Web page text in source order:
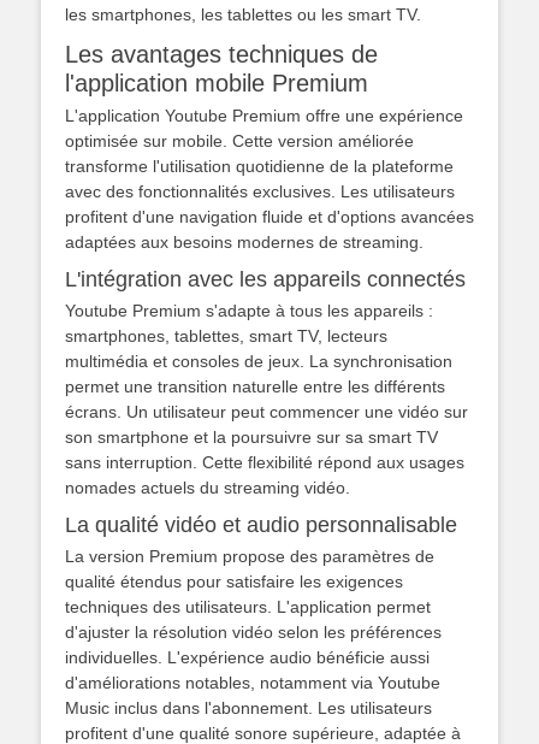
les smartphones, les tablettes ou les smart TV.
Les avantages techniques de
l'application mobile Premium
L'application Youtube Premium offre une expérience
optimisée sur mobile. Cette version améliorée
transforme l'utilisation quotidienne de la plateforme
avec des fonctionnalités exclusives. Les utilisateurs
profitent d'une navigation fluide et d'options avancées
adaptées aux besoins modernes de streaming.
L'intégration avec les appareils connectés
Youtube Premium s'adapte à tous les appareils :
smartphones, tablettes, smart TV, lecteurs
multimédia et consoles de jeux. La synchronisation
permet une transition naturelle entre les différents
écrans. Un utilisateur peut commencer une vidéo sur
son smartphone et la poursuivre sur sa smart TV
sans interruption. Cette flexibilité répond aux usages
nomades actuels du streaming vidéo.
La qualité vidéo et audio personnalisable
La version Premium propose des paramètres de
qualité étendus pour satisfaire les exigences
techniques des utilisateurs. L'application permet
d'ajuster la résolution vidéo selon les préférences
individuelles. L'expérience audio bénéficie aussi
d'améliorations notables, notamment via Youtube
Music inclus dans l'abonnement. Les utilisateurs
profitent d'une qualité sonore supérieure, adaptée à